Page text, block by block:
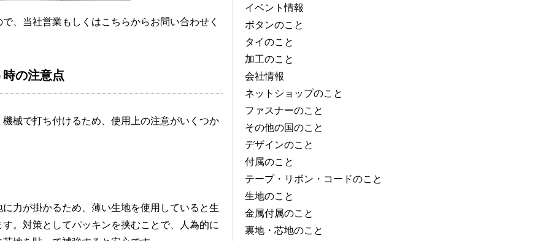
、当社営業もしくはこちらからお問い合わせく
時の注意点
械で打ち付けるため、使用上の注意がいくつか
力が掛かるため、薄い生地を使用していると生
。対策としてパッキンを挟むことで、人為的に
イベント情報
ボタンのこと
タイのこと
加工のこと
会社情報
ネットショップのこと
ファスナーのこと
その他の国のこと
デザインのこと
付属のこと
テープ・リボン・コードのこと
生地のこと
金属付属のこと
裏地・芯地のこと